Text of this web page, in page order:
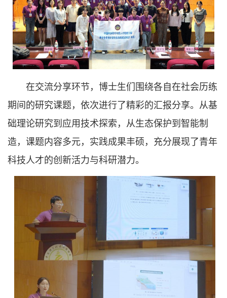
在交流分享环节，博士生们围绕各自在社会历练
期间的研究课题，依次进行了精彩的汇报分享。从基
础理论研究到应用技术探索，从生态保护到智能制
造，课题内容多元，实践成果丰硕，充分展现了青年
科技人才的创新活力与科研潜力。